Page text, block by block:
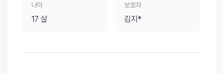
나이
17 살
보호자
김지*